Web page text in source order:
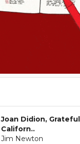
Joan Didion,
Californ..
Jim Newton